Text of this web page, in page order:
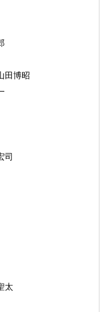
田博昭
司
太